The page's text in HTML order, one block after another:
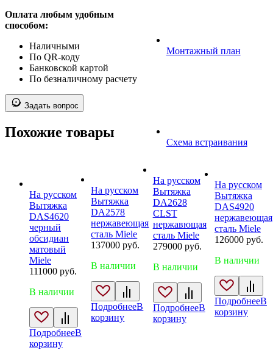
Монтажный план
Схема встраивания
Оплата любым удобным
способом:
Наличными
По QR-коду
Банковской картой
По безналичному расчету
Задать вопрос
Похожие товары
На русском
Вытяжка
DAS4620
черный
обсидиан
матовый
Miele
111000 руб.
В наличии
ПодробнееВ
корзину
На русском
Вытяжка
DA2578
нержавеющая
сталь Miele
137000руб.
В наличии
ПодробнееВ
корзину
На русском
Вытяжка
DA2628
CLST
нержавющая
сталь Miele
279000 руб.
В наличии
ПодробнееВ
корзину
На русском
Вытяжка
DAS4920
нержавеющая
сталь Miele
126000 руб.
В наличии
ПодробнееВ
корзину